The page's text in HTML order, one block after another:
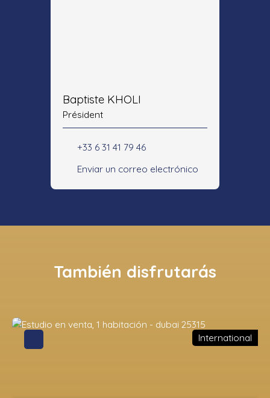
Baptiste KHOLI
Président
+33 6 31 41 79 46
Enviar un correo electrónico
También disfrutarás
International